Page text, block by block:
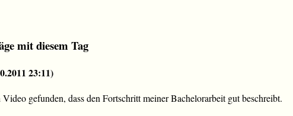
mit diesem Tag
23:11)
gefunden, dass den Fortschritt meiner Bachelorarbeit gut beschreibt.